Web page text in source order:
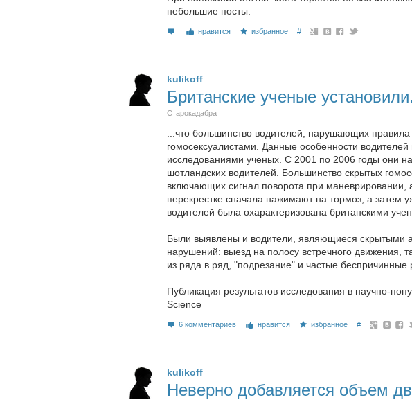
небольшие посты.
нравится избранное #
kulikoff
Британские ученые
Старокадабра
...что большинство водителей, нарушающих
гомосексуалистами. Данные особенности
исследованиями ученых. С 2001 по 2006 годы они
шотландских водителей. Большинство скрытых
включающих сигнал поворота при маневрировании,
перекрестке сначала нажимают на тормоз, а затем
водителей была охарактеризована британскими
Были выявлены и водители, являющиеся скрытыми
нарушений: выезд на полосу встречного движения,
из ряда в ряд, "подрезание" и частые беспричинные
Публикация результатов исследования в научно-
Science
6 комментариев нравится избранное #
kulikoff
Неверно добавляется объем